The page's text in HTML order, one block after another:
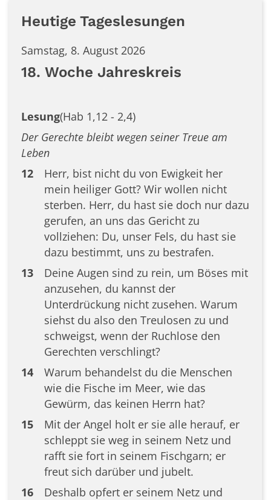
Heutige Tageslesungen
Samstag, 8. August 2026
18. Woche Jahreskreis
Lesung(Hab 1,12 - 2,4)
Der Gerechte bleibt wegen seiner Treue am
Leben
12
Herr, bist nicht du von Ewigkeit her
mein heiliger Gott? Wir wollen nicht
sterben. Herr, du hast sie doch nur dazu
gerufen, an uns das Gericht zu
vollziehen: Du, unser Fels, du hast sie
dazu bestimmt, uns zu bestrafen.
13
Deine Augen sind zu rein, um Böses mit
anzusehen, du kannst der
Unterdrückung nicht zusehen. Warum
siehst du also den Treulosen zu und
schweigst, wenn der Ruchlose den
Gerechten verschlingt?
14
Warum behandelst du die Menschen
wie die Fische im Meer, wie das
Gewürm, das keinen Herrn hat?
15
Mit der Angel holt er sie alle herauf, er
schleppt sie weg in seinem Netz und
rafft sie fort in seinem Fischgarn; er
freut sich darüber und jubelt.
16
Deshalb opfert er seinem Netz und